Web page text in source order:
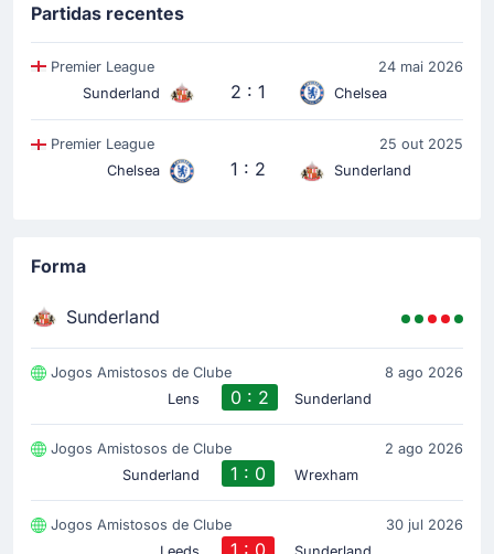
Gol contra! Malo Gusto tem a infelicidade d Estádio
Cartão amarelo
Nilson Angulo do Sunderland AFC viu Christopher
Kavanagh mostrar-lhe um cartão amarelo.
25'
Luke O'Nien
1 - 0! Gol do Sunderland AFC feito por Trai Hume. O
resultado agora é 1 - 0. O 1 - 0 nasceu de um passe
de Luke O'Nien.
Início do jogo
Partidas recentes
Premier League
24 mai 2026
Sunderland
2 : 1 Chelsea
Premier League
25 out 2025
Chelsea
1 : 2 Sunderland
Forma
Sunderland
Jogos Amistosos de Clube
8 ago 2026
Lens
0 : 2 Sunderland
Jogos Amistosos de Clube
2 ago 2026
Sunderland
1 : 0 Wrexham
Jogos Amistosos de Clube
30 jul 2026
1 : 0